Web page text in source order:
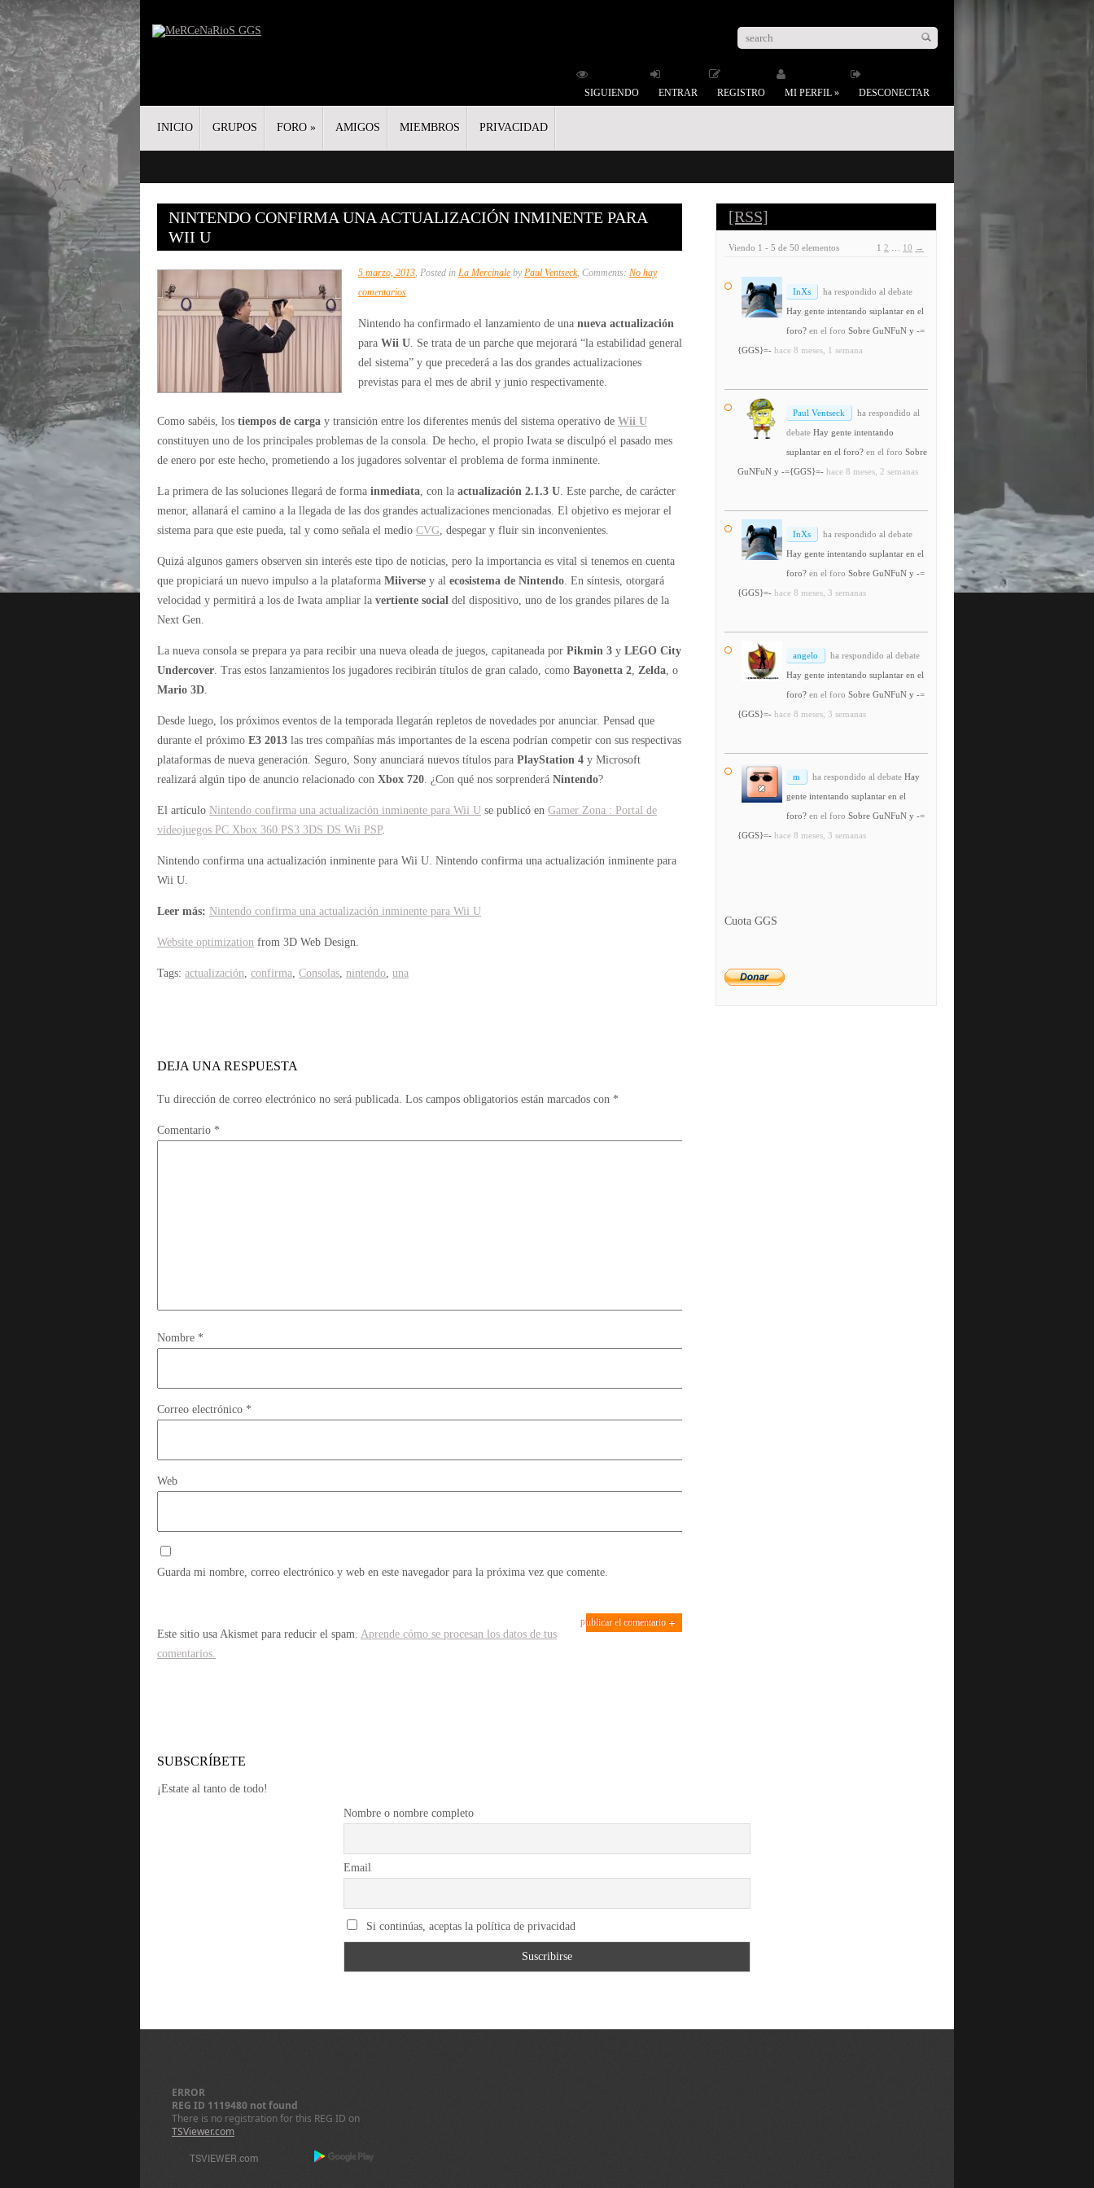
SIGUIENDO ENTRAR REGISTRO MI PERFIL » DESCONECTAR
INICIO GRUPOS FORO » AMIGOS MIEMBROS PRIVACIDAD
NINTENDO CONFIRMA UNA ACTUALIZACIÓN INMINENTE PARA
WII U
5 marzo, 2013, Posted in La Mercinale byPaul Ventseck, Comments: No hay
comentariosen
confirma
una
actualización
inminente
Wii
U
Nintendo ha confirmado el lanzamiento de una nueva actualización
para Wii U. Se trata de un parche que mejorará “la estabilidad general
del sistema” y que precederá a las dos grandes actualizaciones
previstas para el mes de abril y junio respectivamente.
Como sabéis, los tiempos de carga y transición entre los diferentes menús del sistema operativo de Wii U
constituyen uno de los principales problemas de la consola. De hecho, el propio Iwata se disculpó el pasado mes
de enero por este hecho, prometiendo a los jugadores solventar el problema de forma inminente.
La primera de las soluciones llegará de forma inmediata, con la actualización 2.1.3 U. Este parche, de carácter
menor, allanará el camino a la llegada de las dos grandes actualizaciones mencionadas. El objetivo es mejorar el
sistema para que este pueda, tal y como señala el medio CVG, despegar y fluir sin inconvenientes.
Quizá algunos gamers observen sin interés este tipo de noticias, pero la importancia es vital si tenemos en cuenta
que propiciará un nuevo impulso a la plataforma Miiverse y al ecosistema de Nintendo. En síntesis, otorgará
velocidad y permitirá a los de Iwata ampliar la vertiente social del dispositivo, uno de los grandes pilares de la
Next Gen.
La nueva consola se prepara ya para recibir una nueva oleada de juegos, capitaneada por Pikmin 3 y LEGO City
Undercover. Tras estos lanzamientos los jugadores recibirán títulos de gran calado, como Bayonetta 2, Zelda, o
Mario 3D.
Desde luego, los próximos eventos de la temporada llegarán repletos de novedades por anunciar. Pensad que
durante el próximo E3 2013 las tres compañías más importantes de la escena podrían competir con sus respectivas
plataformas de nueva generación. Seguro, Sony anunciará nuevos títulos para PlayStation 4 y Microsoft
realizará algún tipo de anuncio relacionado con Xbox 720. ¿Con qué nos sorprenderá Nintendo?
El artículo Nintendo confirma una actualización inminente para Wii U se publicó en Gamer Zona : Portal de
videojuegos PC Xbox 360 PS3 3DS DS Wii PSP.
Nintendo confirma una actualización inminente para Wii U. Nintendo confirma una actualización inminente para
Wii U.
Leer más: Nintendo confirma una actualización inminente para Wii U
Website optimization from 3D Web Design.
Tags: actualización, confirma, Consolas, nintendo, una
DEJA UNA RESPUESTA
Tu dirección de correo electrónico no será publicada. Los campos obligatorios están marcados con *
Comentario *
Nombre *
Correo electrónico *
Web
Guarda mi nombre, correo electrónico y web en este navegador para la próxima vez que comente.
Este sitio usa Akismet para reducir el spam. Aprende cómo se procesan los datos de tus
comentarios.
[RSS]
Viendo 1 - 5 de 50 elementos 1 2 10 →
InXs
ha respondido al debate
Hay gente intentando suplantar en el
foro? en el foro Sobre GuNFuN y -=
{GGS}=- hace 8 meses, 1 semana
Paul Ventseck
ha respondido al
debate Hay gente intentando
suplantar en el foro? en el foro Sobre
GuNFuN y -={GGS}=- hace 8 meses, 2 semanas
InXs
ha respondido al debate
Hay gente intentando suplantar en el
foro? en el foro Sobre GuNFuN y -=
{GGS}=- hace 8 meses, 3 semanas
angelo
ha respondido al debate
Hay gente intentando suplantar en el
foro? en el foro Sobre GuNFuN y -=
{GGS}=- hace 8 meses, 3 semanas
m ha respondido al debate Hay
gente intentando suplantar en el
foro? en el foro Sobre GuNFuN y -=
{GGS}=- hace 8 meses, 3 semanas
Cuota GGS
SUBSCRÍBETE
¡Estate al tanto de todo!
Nombre o nombre completo
Email
Si continúas, aceptas la política de privacidad
ERROR
REG ID 1119480 not found
There is no registration for this REG ID on
TSViewer.com